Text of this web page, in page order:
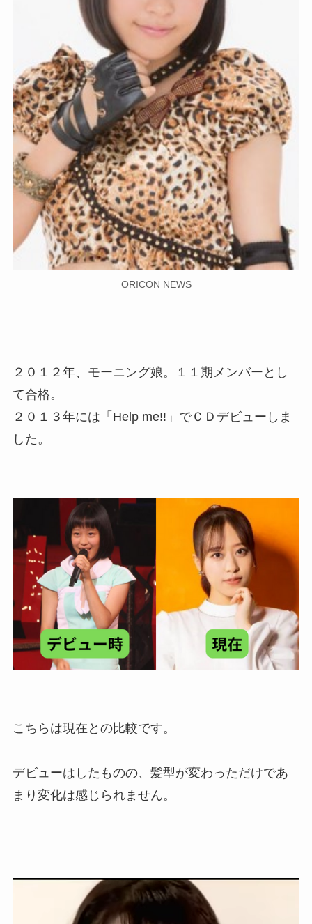
ORICON NEWS
２０１２年、モーニング娘。１１期メンバーとし
て合格。
２０１３年には「Help me!!」でＣＤデビューしま
した。
こちらは現在との比較です。
デビューはしたものの、髪型が変わっただけであ
まり変化は感じられません。